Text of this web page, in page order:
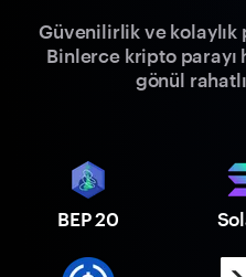
Güvenilirlik ve kolaylık
Binlerce kripto parayı
gönül
BEP 20